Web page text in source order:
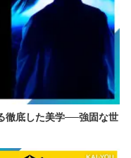
徹底した美学──強固な世